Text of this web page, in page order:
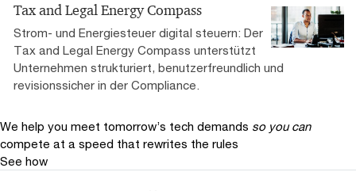
Tax and Legal Energy Compass
Strom- und Energiesteuer digital steuern: Der
Tax and Legal Energy Compass unterstützt
Unternehmen strukturiert, benutzerfreundlich und
revisionssicher in der Compliance.
We help you meet tomorrow’s tech demands so you can
compete at a speed that rewrites the rules
See how